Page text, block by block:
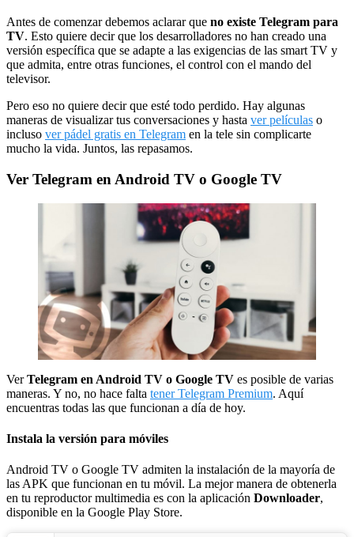
Antes de comenzar debemos aclarar que no existe Telegram para
TV. Esto quiere decir que los desarrolladores no han creado una
versión específica que se adapte a las exigencias de las smart TV y
que admita, entre otras funciones, el control con el mando del
televisor.
Pero eso no quiere decir que esté todo perdido. Hay algunas
maneras de visualizar tus conversaciones y hasta ver películas o
incluso ver pádel gratis en Telegram en la tele sin complicarte
mucho la vida. Juntos, las repasamos.
Ver Telegram en Android TV o Google TV
VerTelegram en Android TV o Google TV es posible de varias
maneras. Y no, no hace falta tener Telegram Premium. Aquí
encuentras todas las que funcionan a día de hoy.
Instala la versión para móviles
Android TV o Google TV admiten la instalación de la mayoría de
las APK que funcionan en tu móvil. La mejor manera de obtenerla
en tu reproductor multimedia es con la aplicación Downloader,
disponible en la Google Play Store.